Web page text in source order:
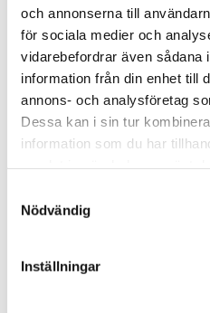
och annonserna till
för sociala medier och
vidarebefordrar även sådana
information från din enhet till
annons- och analysföretag
Dessa kan i sin tur
information som du har
Nödvändig
Inställningar
Sommarkonferens
Nu inleder
långa
nordligaste